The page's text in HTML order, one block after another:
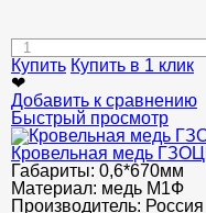
Купить Купить в 1 клик
❤
Добавить к сравнению
Быстрый просмотр
Кровельная медь
Габариты: 0,6*670мм
Материал: медь М1Ф
Производитель: Россия